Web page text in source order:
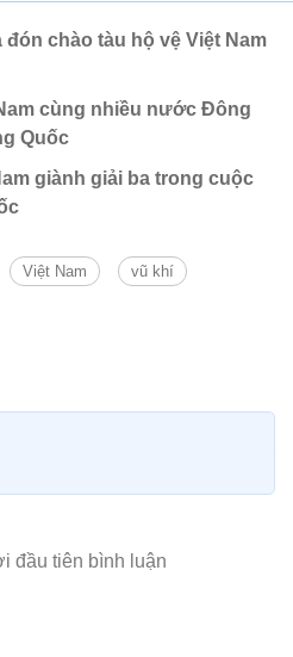
đón chào tàu hộ vệ Việt Nam
cùng nhiều nước Đông
Quốc
giành giải ba trong cuộc
Việt Nam vũ khí